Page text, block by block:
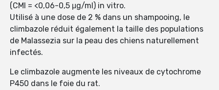
(CMI = <0,06-0,5 μg/ml) in vitro.
Utilisé à une dose de 2 % dans un shampooing, le
climbazole réduit également la taille des populations
de Malassezia sur la peau des chiens naturellement
infectés.
Le climbazole augmente les niveaux de cytochrome
P450 dans le foie du rat.